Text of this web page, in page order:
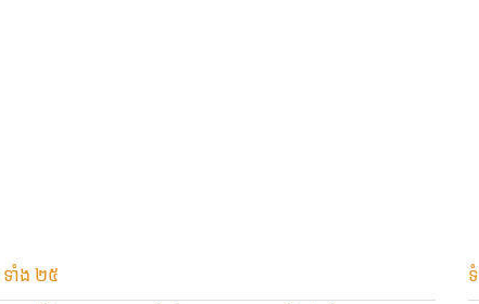
ាំង ២៥